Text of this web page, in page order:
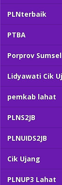
PLNterbaik
PTBA
Porprov Sumsel
Lidyawati Cik
pemkab lahat
PLNS2JB
PLNUIDS2JB
Cik Ujang
PLNUP3 Lahat